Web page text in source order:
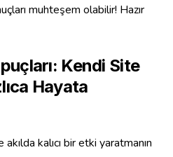
muhteşem olabilir! Hazır
Kendi Site
Hayata
akılda kalıcı bir etki yaratmanın